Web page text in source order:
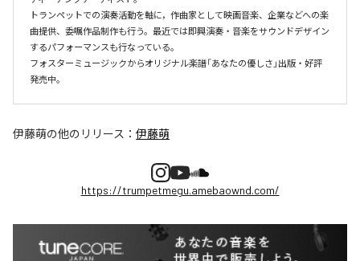
トランペットでの演奏活動を軸に，作曲家として映画音楽、企業などへの楽
曲提供、委嘱作品制作も行う。最近では即興演奏・音楽をサウンドデザイン
するパフォーマンスも行なっている。
フォスターミュージックからオリジナル楽譜「あなたの優しさ」出版・好評
伊藤萌の他のリリース： 伊藤萌
https://trumpetmegu.amebaownd.com/